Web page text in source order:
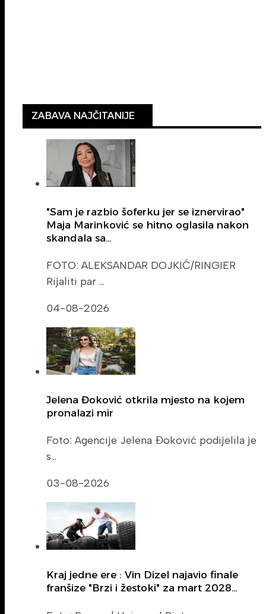
ZABAVA NAJČITANIJE
"Sam je razbio šoferku jer se iznervirao"
Maja Marinković se hitno oglasila nakon
skandala sa…
FOTO: ALEKSANDAR DOJKIĆ/RINGIER
Rijaliti par …
04-08-2026
Jelena Đoković otkrila mjesto na kojem
pronalazi mir
Foto: Agencije Jelena Đoković podijelila je
s…
03-08-2026
Kraj jedne ere : Vin Dizel najavio finale
franšize "Brzi i žestoki" za mart 2028…